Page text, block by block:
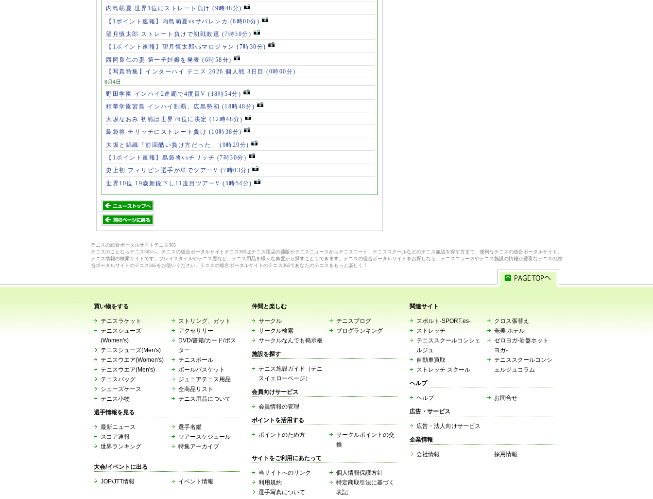
内島萌夏 世界1位にストレート負け (9時48分)
【1ポイント速報】内島萌夏vsサバレンカ (8時00分)
望月慎太郎 ストレート負けで初戦敗退 (7時30分)
【1ポイント速報】望月慎太郎vsマロジャン (7時30分)
西岡良仁の妻 第一子妊娠を発表 (6時58分)
【写真特集】インターハイ テニス 2026 個人戦 3日目 (0時00分)
8月4日
野田学園 インハイ2連覇で4度目V (18時54分)
精華学園宮島 インハイ制覇、広島勢初 (18時48分)
大坂なおみ 初戦は世界76位に決定 (12時48分)
島袋将 チリッチにストレート負け (10時38分)
大坂と錦織「前回酷い負け方だった」 (9時29分)
【1ポイント速報】島袋将vsチリッチ (7時30分)
史上初 フィリピン選手が単でツアーV (7時03分)
世界10位 19歳新鋭下し11度目ツアーV (5時54分)
テニスの総合ポータルサイトテニス365
テニスのことならテニス365へ。テニスの総合ポータルサイトテニス365はテニス用品の通販やテニスニュースからテニスコート、テニススクールなどのテニス施設を探す方まで、便利なテニスの総合ポータルサイト、
テニス情報の検索サイトです。プレイスタイルやテニス歴など、テニス用品を様々な角度から探すこともできます。テニスの総合ポータルサイトをお探しなら、テニスニュースやテニス施設の情報が豊富なテニスの総
合ポータルサイトのテニス365をお使いください。テニスの総合ポータルサイトのテニス365であなたのテニスをもっと楽しく！
買い物をする
テニスラケット
テニスシューズ
(Women's)
テニスシューズ(Men's)
テニスウエア(Women's)
テニスウエア(Men's)
テニスバッグ
シューズケース
テニス小物
ストリング、ガット
アクセサリー
DVD/書籍/カード/ポス
ター
テニスボール
ボールバスケット
ジュニアテニス用品
全商品リスト
テニス用品について
選手情報を見る
最新ニュース
スコア速報
世界ランキング
選手名鑑
ツアースケジュール
特集アーカイブ
大会/イベントに出る
JOP/JTT情報 イベント情報
仲間と楽しむ
サークル
サークル検索
サークルなんでも掲示板
テニスブログ
ブログランキング
施設を探す
テニス施設ガイド（テニ
スイエローページ）
会員向けサービス
会員情報の管理
ポイントを活用する
ポイントのため方
サークルポイントの交
換
サイトをご利用にあたって
当サイトへのリンク
利用規約
選手写真について
個人情報保護方針
特定商取引法に基づく
表記
関連サイト
スポルト-SPORT.es-
ストレッチ
テニススクールコンシェ
ルジュ
自動車買取
ストレッチ スクール
クロス張替え
奄美 ホテル
ゼロヨガ-岩盤ホット
ヨガ-
テニススクールコンシ
ェルジュコラム
ヘルプ
ヘルプ
お問合せ
広告・サービス
広告・法人向けサービス
企業情報
会社情報 採用情報